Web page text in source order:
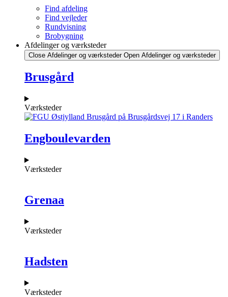
Find afdeling
Find vejleder
Rundvisning
Brobygning
Afdelinger og værksteder
Close Afdelinger og værksteder Open Afdelinger og værksteder
Brusgård
Værksteder
Engboulevarden
Værksteder
Grenaa
Værksteder
Hadsten
Værksteder